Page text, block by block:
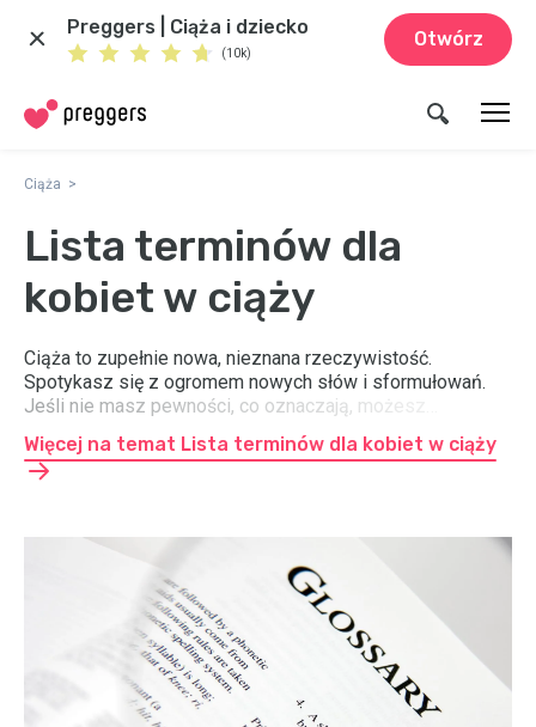
Preggers | Ciąża i dziecko
(10k)
Otwórz
Ciąża
Lista terminów dla
kobiet w ciąży
Ciąża to zupełnie nowa, nieznana rzeczywistość.
Spotykasz się z ogromem nowych słów i sformułowań.
Jeśli nie masz pewności, co oznaczają, możesz
skorzystać z naszej listy definicji dla mam w ciąży.
Znajdziesz w niej wszystkie ważne słowa, które powinnaś
znać, będąc w ciąży.
Więcej na temat Lista terminów dla kobiet w ciąży